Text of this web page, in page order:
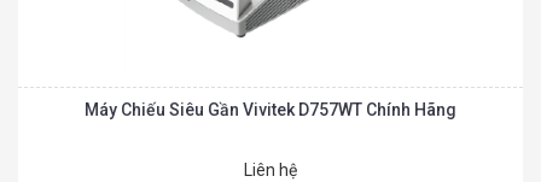
Máy Chiếu Siêu Gần Vivitek D757WT Chính Hãng
Liên hệ